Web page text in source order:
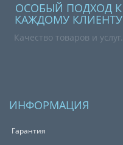
ОСОБЫЙ ПОДХОД К
КАЖДОМУ КЛИЕНТУ
Качество товаров и услуг.
ИНФОРМАЦИЯ
Гарантия